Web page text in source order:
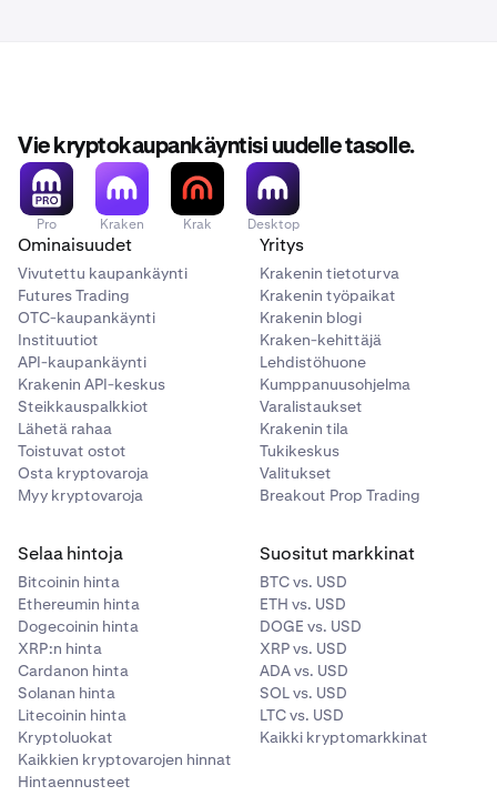
Vie kryptokaupankäyntisi uudelle tasolle.
Pro Kraken Krak Desktop
Ominaisuudet
Vivutettu kaupankäynti
Futures Trading
OTC-kaupankäynti
Instituutiot
API-kaupankäynti
Krakenin API-keskus
Steikkauspalkkiot
Lähetä rahaa
Toistuvat ostot
Osta kryptovaroja
Myy kryptovaroja
Yritys
Krakenin tietoturva
Krakenin työpaikat
Krakenin blogi
Kraken-kehittäjä
Lehdistöhuone
Kumppanuusohjelma
Varalistaukset
Krakenin tila
Tukikeskus
Valitukset
Breakout Prop Trading
Selaa hintoja
Bitcoinin hinta
Ethereumin hinta
Dogecoinin hinta
XRP:n hinta
Cardanon hinta
Solanan hinta
Litecoinin hinta
Kryptoluokat
Kaikkien kryptovarojen hinnat
Hintaennusteet
Suositut markkinat
BTC vs. USD
ETH vs. USD
DOGE vs. USD
XRP vs. USD
ADA vs. USD
SOL vs. USD
LTC vs. USD
Kaikki kryptomarkkinat